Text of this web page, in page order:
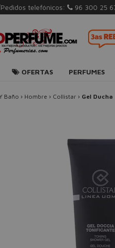
telefónicos: 96 300 25
OFERTAS PERFUMES
Baño › Hombre › Collistar › Gel Ducha